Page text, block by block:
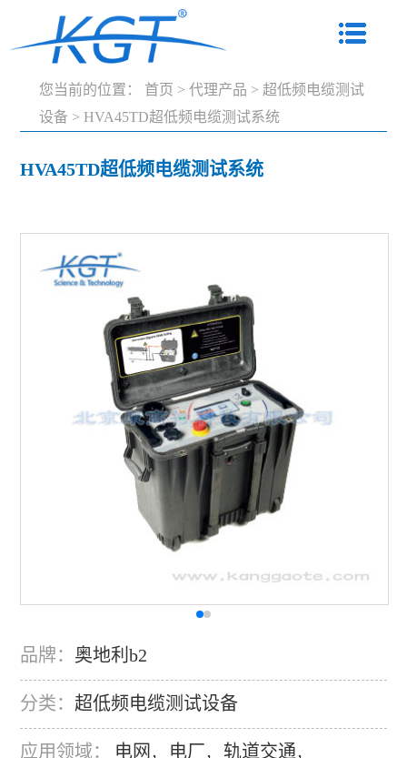
您当前的位置： 首页 > 代理产品 > 超低频电缆测试
设备 > HVA45TD超低频电缆测试系统
HVA45TD超低频电缆测试系统
品牌： 奥地利b2
分类： 超低频电缆测试设备
应用领域： 电网 ， 电厂， 轨道交通，